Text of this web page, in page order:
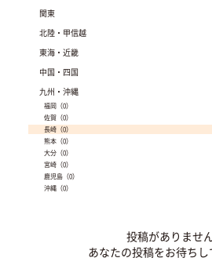
北海道（3）
青森（0）
岩手（0）
山形（0）
宮城（0）
福島（0）
関東
埼玉（0）
栃木（0）
群馬（2）
神奈川（0）
茨城（0）
千葉（0）
北陸・甲信越
新潟（0）
富山（0）
石川（0）
長野（9）
山梨（0）
東海・近畿
静岡（1）
愛知（0）
岐阜（11）
三重（2）
滋賀（1）
大阪（0）
兵庫（0）
京都（0）
奈良（0）
和歌山（0）
中国・四国
鳥取（0）
島根（0）
岡山（0）
広島（0）
山口（0）
徳島（0）
香川（0）
愛媛（0）
高知（0）
九州・沖縄
福岡（0）
佐賀（0）
長崎（0）
熊本（0）
大分（0）
宮崎（0）
鹿児島（0）
沖縄（0）
投稿がありません
あなたの投稿をお待ちし